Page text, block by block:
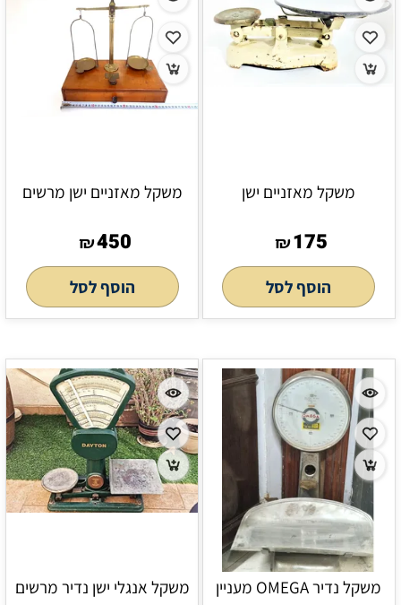
משקל מאזניים ישן
₪175
הוסף לסל
משקל מאזניים ישן מרשים
₪450
הוסף לסל
משקל נדיר OMEGA מעניין משקל אנגלי ישן נדיר מרשים